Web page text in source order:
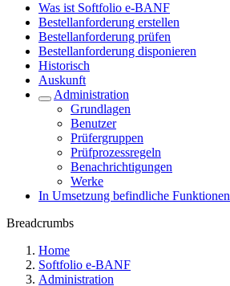
Was ist Softfolio e-BANF
Bestellanforderung erstellen
Bestellanforderung prüfen
Bestellanforderung disponieren
Historisch
Auskunft
Administration
Grundlagen
Benutzer
Prüfergruppen
Prüfprozessregeln
Benachrichtigungen
Werke
In Umsetzung befindliche Funktionen
Breadcrumbs
Home
Softfolio e-BANF
Administration